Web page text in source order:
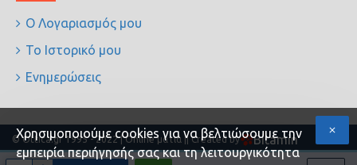
Ο Λογαριασμός μου
Το Ιστορικό μου
Ενημερώσεις
© Ottica.gr 1995 - 2022 | Online ματιά || Created by Bitamin
Xρησιμοποιούμε cookies για να βελτιώσουμε την
εμπειρία περιήγησής σας και τη λειτουργικότητα